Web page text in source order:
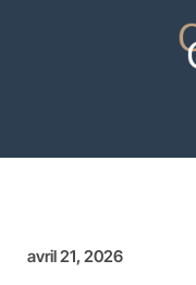
avril 21, 2026